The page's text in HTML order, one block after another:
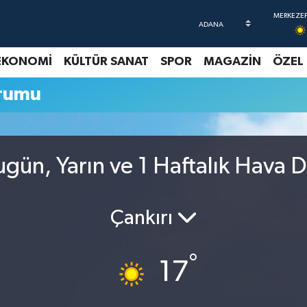
KÜLTÜR SANAT SPOR MAGAZİN ÖZEL
Yarın ve 1 Haftalık Hava
Çankırı
17°